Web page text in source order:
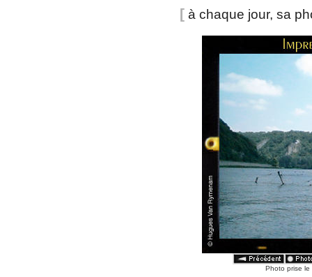
[à chaque jour, sa
Photo prise le